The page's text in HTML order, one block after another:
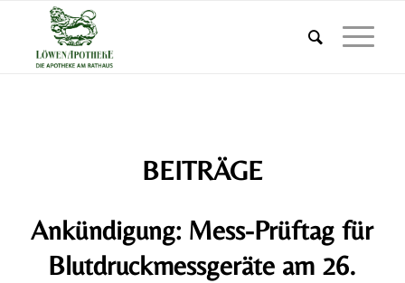
BEITRÄGE
Ankündigung: Mess-Prüftag für
Blutdruckmessgeräte am 26.